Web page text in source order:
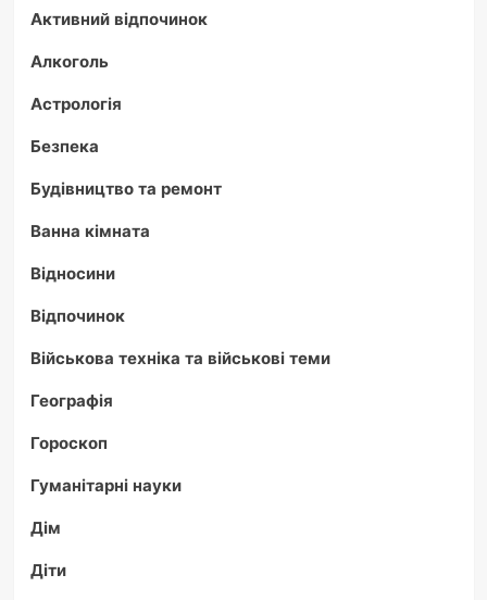
Активний відпочинок
Алкоголь
Астрологія
Безпека
Будівництво та ремонт
Ванна кімната
Відносини
Відпочинок
Військова техніка та військові теми
Географія
Гороскоп
Гуманітарні науки
Дім
Діти